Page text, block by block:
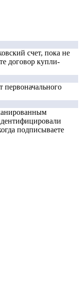
счет, пока не
договор купли-
первоначального
подписываете